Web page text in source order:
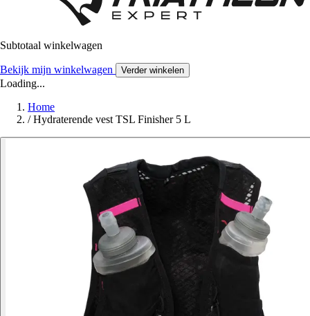
Subtotaal winkelwagen
Bekijk mijn winkelwagen Verder winkelen
Loading...
Home
/ Hydraterende vest TSL Finisher 5 L